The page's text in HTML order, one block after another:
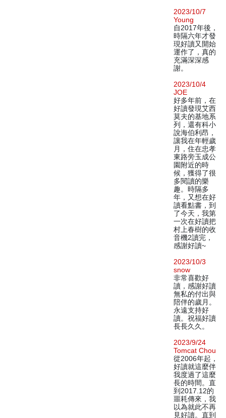
2023/10/7
Young
自2017年後，
時隔六年才發
現好讀又開始
運作了，真的
充滿深深感
謝。
2023/10/4
JOE
好多年前，在
好讀發現艾西
莫夫的基地系
列，還有科小
說海伯利昂，
讓我在年輕歲
月，住在忠孝
東路旁玉成公
園附近的時
候，獲得了很
多閱讀的樂
趣。時隔多
年，又想在好
讀看點書，到
了今天，我第
一次在好讀把
村上春樹的收
音機2讀完，
感謝好讀~
2023/10/3
snow
非常喜歡好
讀，感謝好讀
無私的付出與
陪伴的歲月。
永遠支持好
讀。祝福好讀
長長久久。
2023/9/24
Tomcat Chou
從2006年起，
好讀就這麼伴
我度過了這麼
長的時間。直
到2017.12的
噩耗傳來，我
以為就此不再
見好讀。直到